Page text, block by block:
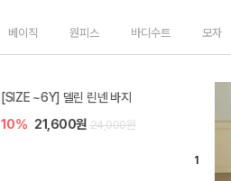
베이직 원피스 바디수트 모자
밀라 아기 셋업
40% 26,400원 44,000원